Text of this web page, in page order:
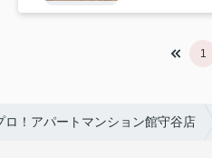
1
ロ！アパートマンション館守谷店